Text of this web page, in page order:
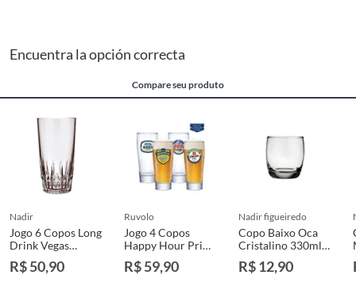
Encuentra la opción correcta
Compare seu produto
nadir
Jogo 6 Copos Long
Drink Vegas
Cristalino 330ml
Nadir
R$ 50,90
ruvolo
Jogo 4 Copos
Happy Hour Prime
220ml Ruvolo
R$ 59,90
nadir figueiredo
Copo Baixo Oca
Cristalino 330ml
8,8x8,5x8,5 Nadir
Figueiredo
R$ 12,90